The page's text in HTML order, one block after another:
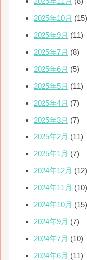
2025年10月 (15)
2025年9月 (11)
2025年7月 (8)
2025年6月 (5)
2025年5月 (11)
2025年4月 (7)
2025年3月 (7)
2025年2月 (11)
2025年1月 (7)
2024年12月 (12)
2024年11月 (10)
2024年10月 (15)
2024年9月 (7)
2024年7月 (10)
2024年6月 (11)